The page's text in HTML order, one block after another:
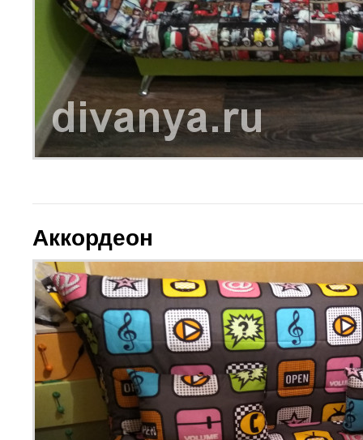
Аккордеон